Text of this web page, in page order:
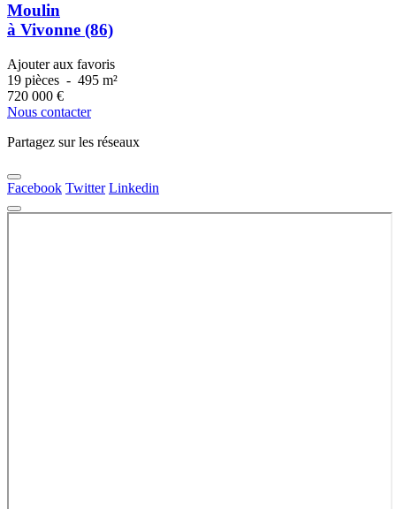
Moulin
à Vivonne (86)
Ajouter aux favoris
19 pièces - 495 m²
720 000 €
Nous contacter
Partagez sur les réseaux
Facebook Twitter Linkedin